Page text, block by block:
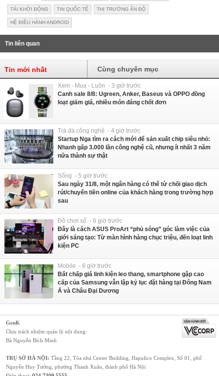
TÁI KHỞI ĐỘNG TIN QUỐC TẾ THỊ TRƯỜNG ẤN ĐỘ
HỆ ĐIỀU HÀNH ANDROID
Tin liên quan
Tin mới nhất Cùng chuyên mục
Xem - Mua - Luôn - 3 giờ trước
Canh sale 8/8: Ugreen, Anker, Baseus và OPPO đồng
loạt giảm giá, nhiều món đáng chốt đơn
Trà đá công nghệ - 4 giờ trước
Startup Nga tìm ra cách mới để sản xuất chip siêu nhỏ:
Nhanh gấp 3.000 lần công nghệ cũ, nhưng ít nhất 3 năm
nữa thành sự thật
Sống - 5 giờ trước
Sau ngày 31/8, một ngân hàng có thể từ chối giao dịch
rút/chuyển tiền online của khách hàng trong trường hợp
sau
Đồ chơi số - 6 giờ trước
Đây là cách ASUS ProArt “phủ sóng” góc làm việc của
giới sáng tạo: Từ màn hình hàng chục triệu, đến loạt linh
kiện PC
Mobile - 6 giờ trước
Bất chấp giá linh kiện leo thang, smartphone gập cao
cấp của Samsung vẫn lập kỷ lục đặt hàng tại Đông Nam
Á và Châu Đại Dương
GenK
Chịu trách nhiệm quản lý nội dung:
Bà Nguyễn Bích Minh
TRỤ SỞ HÀ NỘI: Tầng 22, Tòa nhà Center Building, Hapulico Complex, Số 01, phố
Nguyễn Huy Tưởng, phường Thanh Xuân, thành phố Hà Nội